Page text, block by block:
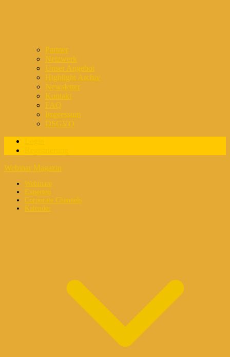
Partner
Netzwerk
Unser Angebot
Highlight Archiv
Newsletter
Kontakt
FAQ
Impressum
DSGVO
Webinar Magazin
Webinare
Experten
Corporate Channels
Kalender